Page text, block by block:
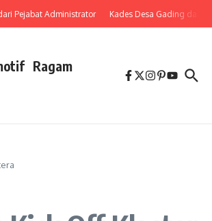
Administrator Kades Desa Gading dan Ahli
Ragam